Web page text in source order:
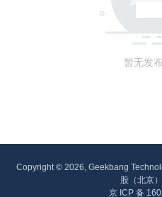
暂无发
Copyright © 2026, Geekbang
股（北京
京 ICP 备